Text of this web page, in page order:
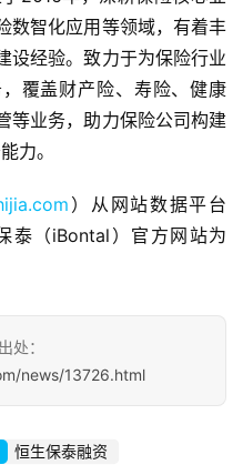
数智化应用等领域，有着丰
设经验。致力于为保险行业
覆盖财产险、寿险、健康
等业务，助力保险公司构建
力。
）从网站数据平台
泰（iBontal）官方网站为
处：
news/13726.html
恒生保泰融资